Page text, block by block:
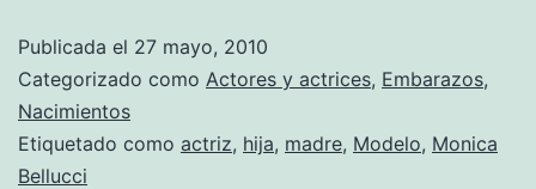
a
a
Publicada el 27 mayo, 2010
Categorizado como Actores y actrices, Embarazos,
Nacimientos
Etiquetado como actriz, hija, madre, Modelo, Monica
Bellucci